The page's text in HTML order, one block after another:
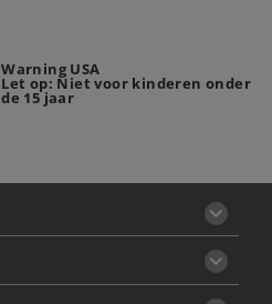
Warning USA
Let op: Niet voor kinderen onder
de 15 jaar